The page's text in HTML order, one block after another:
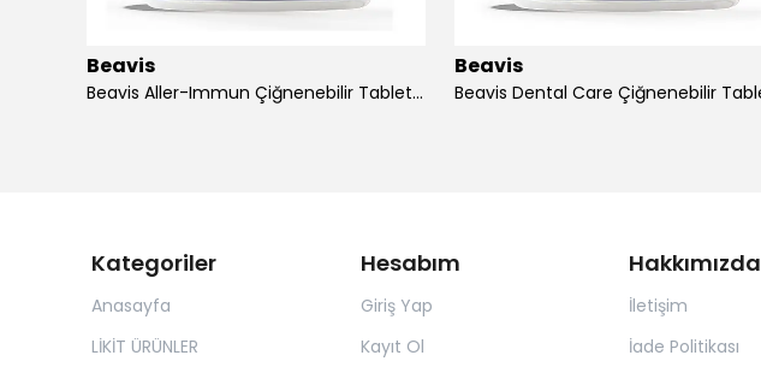
Beavis
Beavis Aller-Immun Çiğnenebilir Tablet 105 gr - 3 Adet
Beavis
Kategoriler
Anasayfa
LİKİT ÜRÜNLER
Hesabım
Giriş Yap
Kayıt Ol
Hakkımızda
İletişim
İade Politikası